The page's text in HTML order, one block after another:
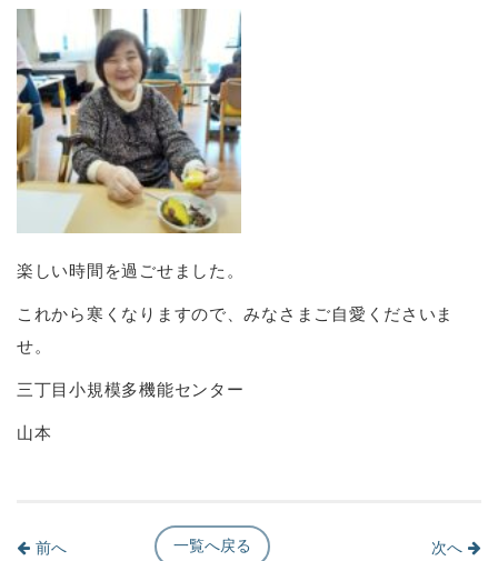
楽しい時間を過ごせました。
これから寒くなりますので、みなさまご自愛くださいま
せ。
三丁目小規模多機能センター
山本
前へ 一覧へ戻る 次へ